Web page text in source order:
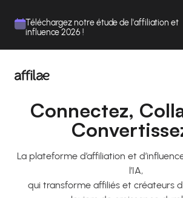
Téléchargez notre étude de l'affiliation et
influence 2026 !
Connectez,
La plateforme d’affiliation et
l’IA,
qui transforme affiliés et créateurs